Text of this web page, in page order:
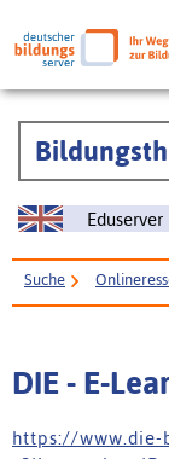
Eduserver
Suche
DIE - E-
h t t p s : / / w w w . d i e -